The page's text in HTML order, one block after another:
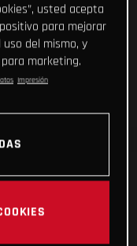
usted acepta
para mejorar
del mismo, y
marketing.
Impresión